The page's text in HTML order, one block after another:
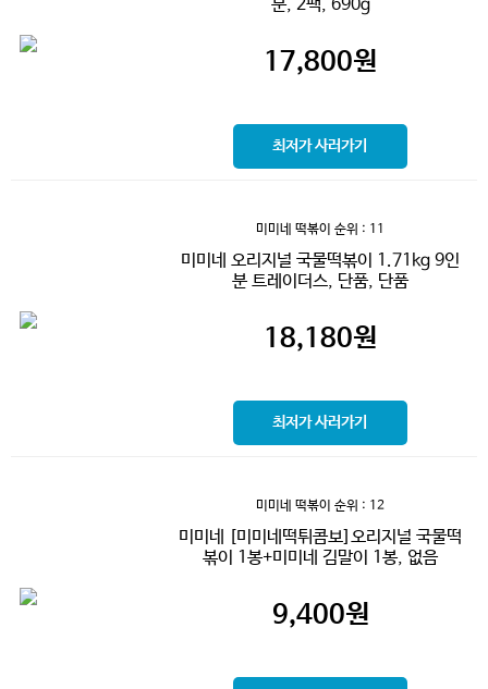
분, 2팩, 690g
17,800원
최저가 사러가기
미미네 떡볶이 순위 : 11
미미네 오리지널 국물떡볶이 1.71kg 9인
분 트레이더스, 단품, 단품
18,180원
최저가 사러가기
미미네 떡볶이 순위 : 12
미미네 [미미네떡튀콤보]오리지널 국물떡
볶이 1봉+미미네 김말이 1봉, 없음
9,400원